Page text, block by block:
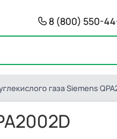
8 (800) 550-
газа Siemens